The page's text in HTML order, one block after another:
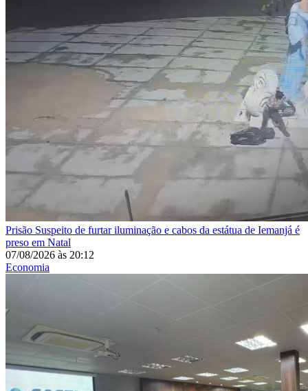
Prisão Suspeito de furtar iluminação e cabos da estátua de Iemanjá é
preso em Natal
07/08/2026 às 20:12
Economia